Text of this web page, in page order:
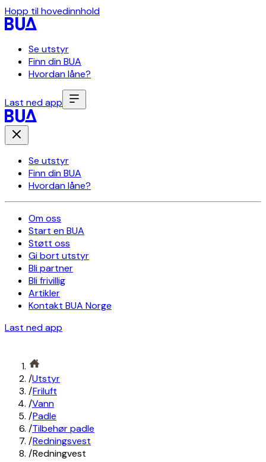
Hopp til hovedinnhold
Se utstyr
Finn din BUA
Hvordan låne?
Last ned app
Se utstyr
Finn din BUA
Hvordan låne?
Om oss
Start en BUA
Støtt oss
Gi bort utstyr
Bli partner
Bli frivillig
Artikler
Kontakt BUA Norge
Last ned app
/Utstyr
/Friluft
/Vann
/Padle
/Tilbehør padle
/Redningsvest
/Redningvest